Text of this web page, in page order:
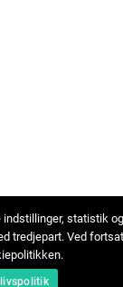
statistik
tredjepart. Ved